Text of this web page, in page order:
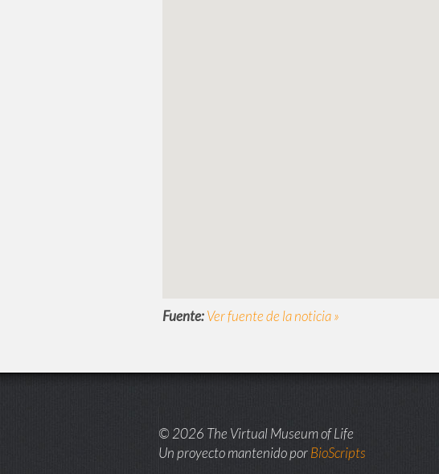
Fuente:Ver fuente de la noticia »
© 2026 The Virtual Museum of Life
Un proyecto mantenido porBioScripts